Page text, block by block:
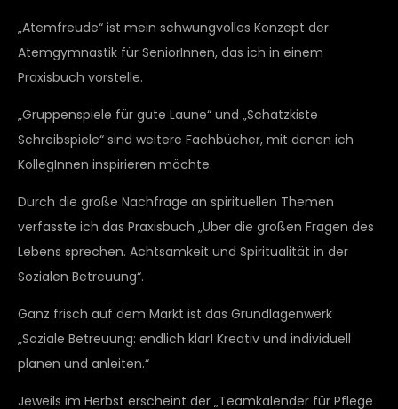
„Atemfreude“ ist mein schwungvolles Konzept der
Atemgymnastik für SeniorInnen, das ich in einem
Praxisbuch vorstelle.
„Gruppenspiele für gute Laune“ und „Schatzkiste
Schreibspiele“ sind weitere Fachbücher, mit denen ich
KollegInnen inspirieren möchte.
Durch die große Nachfrage an spirituellen Themen
verfasste ich das Praxisbuch „Über die großen Fragen des
Lebens sprechen. Achtsamkeit und Spiritualität in der
Sozialen Betreuung“.
Ganz frisch auf dem Markt ist das Grundlagenwerk
„Soziale Betreuung: endlich klar! Kreativ und individuell
planen und anleiten.“
Jeweils im Herbst erscheint der „Teamkalender für Pflege